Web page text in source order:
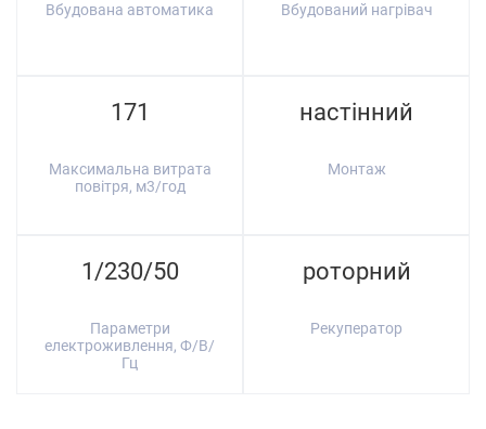
Вбудована автоматика Вбудований нагрівач
171
Максимальна витрата
повітря, м3/год
настінний
Монтаж
1/230/50
Параметри
електроживлення, Ф/В/
Гц
роторний
Рекуператор